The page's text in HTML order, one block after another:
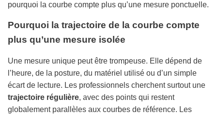
pourquoi la courbe compte plus qu’une mesure ponctuelle.
Pourquoi la trajectoire de la courbe compte
plus qu’une mesure isolée
Une mesure unique peut être trompeuse. Elle dépend de
l’heure, de la posture, du matériel utilisé ou d’un simple
écart de lecture. Les professionnels cherchent surtout une
trajectoire régulière, avec des points qui restent
globalement parallèles aux courbes de référence. Les